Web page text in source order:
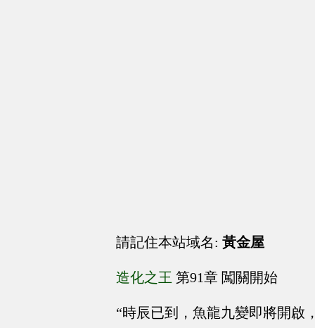
請記住本站域名: 黃金屋
造化之王 第91章 闖關開始
“時辰已到，魚龍九變即將開啟